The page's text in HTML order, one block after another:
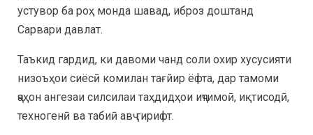
устувор ба роҳ монда шавад, иброз доштанд
Сарвари давлат.
Таъкид гардид, ки давоми чанд соли охир хусусияти
низоъҳои сиёсӣ комилан тағйир ёфта, дар тамоми
ҷаҳон ангезаи силсилаи таҳдидҳои иҷтимоӣ, иқтисодӣ,
техногенӣ ва табиӣ авҷ гирифт.